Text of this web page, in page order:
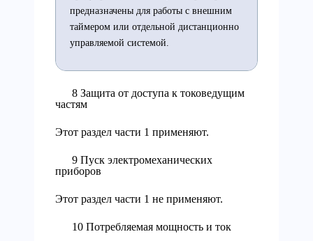
предназначены для работы с внешним
таймером или отдельной дистанционно
управляемой системой.
8 Защита от доступа к токоведущим
частям
Этот раздел части 1 применяют.
9 Пуск электромеханических
приборов
Этот раздел части 1 не применяют.
10 Потребляемая мощность и ток